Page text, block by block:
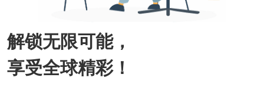
解锁无限可能，
享受全球精彩！